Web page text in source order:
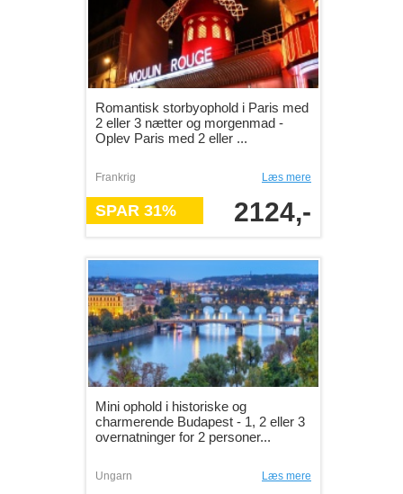
Romantisk storbyophold i Paris med
2 eller 3 nætter og morgenmad -
Oplev Paris med 2 eller ...
Frankrig Læs mere
SPAR 31% 2124,-
Mini ophold i historiske og
charmerende Budapest - 1, 2 eller 3
overnatninger for 2 personer...
Ungarn Læs mere